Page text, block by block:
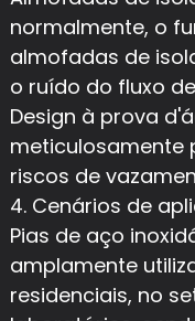
normalmente, o
almofadas de
o ruído do fluxo
Design à prova
meticulosamente
riscos de
4. Cenários de
Pias de aço
amplamente
residenciais, no